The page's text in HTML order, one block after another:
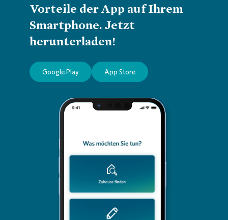
Loading...
Vorteile der App auf Ihrem
Smartphone. Jetzt
herunterladen!
Google Play App Store